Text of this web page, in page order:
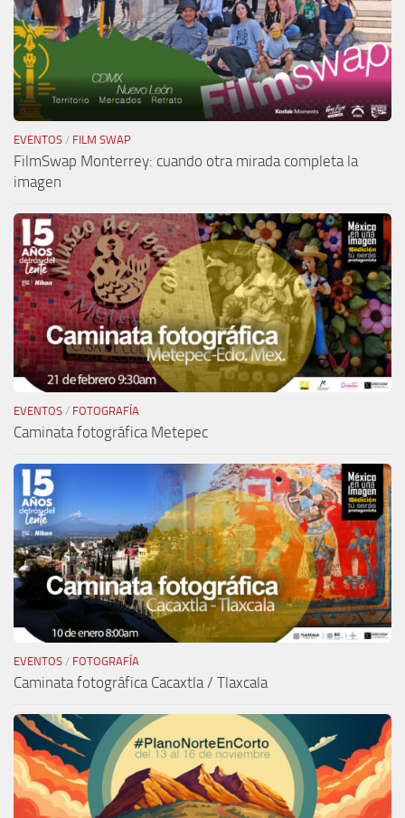
EVENTOS / FILM SWAP
FilmSwap Monterrey: cuando otra mirada completa la
imagen
EVENTOS / FOTOGRAFÍA
Caminata fotográfica Metepec
EVENTOS / FOTOGRAFÍA
Caminata fotográfica Cacaxtla / Tlaxcala